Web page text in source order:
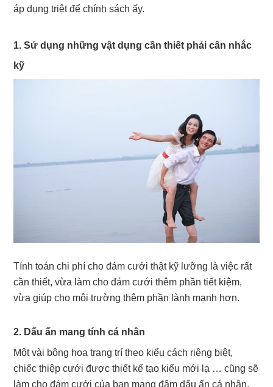
áp dụng triệt để chính sách ấy.
1. Sử dụng những vật dụng cần thiết phải cân nhắc
kỹ
Tính toán chi phí cho đám cưới thật kỹ lưỡng là việc rất
cần thiết, vừa làm cho đám cưới thêm phần tiết kiệm,
vừa giúp cho môi trường thêm phần lành mạnh hơn.
2. Dấu ấn mang tính cá nhân
Một vài bông hoa trang trí theo kiểu cách riêng biệt,
chiếc thiệp cưới được thiết kế tạo kiểu mới lạ … cũng sẽ
làm cho đám cưới của bạn mang đậm dấu ấn cá nhân.